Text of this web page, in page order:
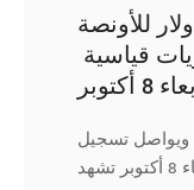
يتجاوز 4000 دولار للأونصة
قياسية
للأونصة ويواصل تسجيل